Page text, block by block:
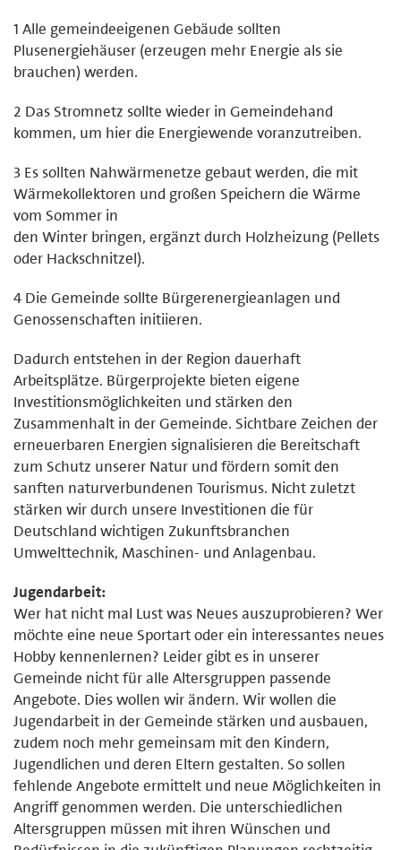
1 Alle gemeindeeigenen Gebäude sollten
Plusenergiehäuser (erzeugen mehr Energie als sie
brauchen) werden.
2 Das Stromnetz sollte wieder in Gemeindehand
kommen, um hier die Energiewende voranzutreiben.
3 Es sollten Nahwärmenetze gebaut werden, die mit
Wärmekollektoren und großen Speichern die Wärme
vom Sommer in
den Winter bringen, ergänzt durch Holzheizung (Pellets
oder Hackschnitzel).
4 Die Gemeinde sollte Bürgerenergieanlagen und
Genossenschaften initiieren.
Dadurch entstehen in der Region dauerhaft
Arbeitsplätze. Bürgerprojekte bieten eigene
Investitionsmöglichkeiten und stärken den
Zusammenhalt in der Gemeinde. Sichtbare Zeichen der
erneuerbaren Energien signalisieren die Bereitschaft
zum Schutz unserer Natur und fördern somit den
sanften naturverbundenen Tourismus. Nicht zuletzt
stärken wir durch unsere Investitionen die für
Deutschland wichtigen Zukunftsbranchen
Umwelttechnik, Maschinen- und Anlagenbau.
Jugendarbeit:
Wer hat nicht mal Lust was Neues auszuprobieren? Wer
möchte eine neue Sportart oder ein interessantes neues
Hobby kennenlernen? Leider gibt es in unserer
Gemeinde nicht für alle Altersgruppen passende
Angebote. Dies wollen wir ändern. Wir wollen die
Jugendarbeit in der Gemeinde stärken und ausbauen,
zudem noch mehr gemeinsam mit den Kindern,
Jugendlichen und deren Eltern gestalten. So sollen
fehlende Angebote ermittelt und neue Möglichkeiten in
Angriff genommen werden. Die unterschiedlichen
Altersgruppen müssen mit ihren Wünschen und